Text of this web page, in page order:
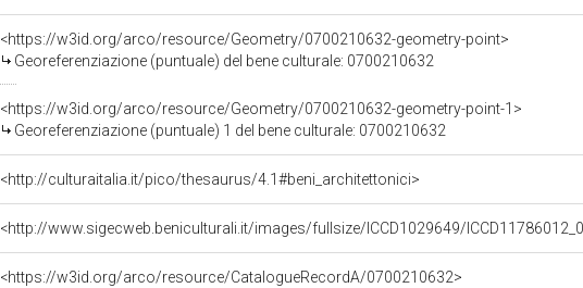
<https://w3id.org/arco/resource/Geometry/0700210632-geometry-point>
Georeferenziazione (puntuale) del bene culturale: 0700210632
<https://w3id.org/arco/resource/Geometry/0700210632-geometry-point-1>
Georeferenziazione (puntuale) 1 del bene culturale: 0700210632
<http://culturaitalia.it/pico/thesaurus/4.1#beni_architettonici>
<http://www.sigecweb.beniculturali.it/images/fullsize/ICCD1029649/
<https://w3id.org/arco/resource/CatalogueRecordA/0700210632>